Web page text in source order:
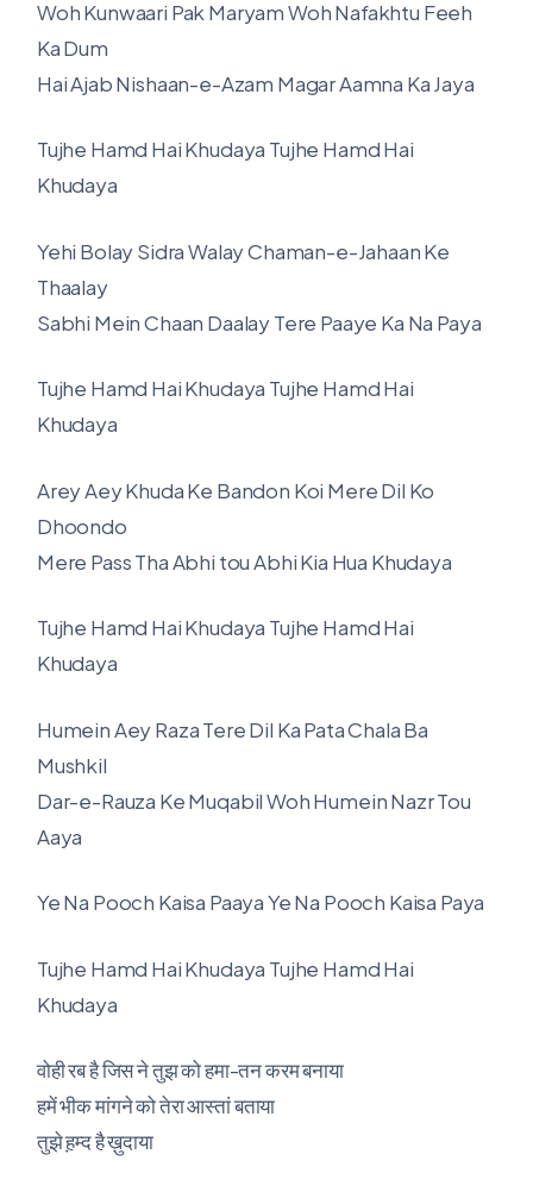
Woh Kunwaari Pak Maryam Woh Nafakhtu Feeh
Ka Dum
Hai Ajab Nishaan-e-Azam Magar Aamna Ka Jaya
Tujhe Hamd Hai Khudaya Tujhe Hamd Hai
Khudaya
Yehi Bolay Sidra Walay Chaman-e-Jahaan Ke
Thaalay
Sabhi Mein Chaan Daalay Tere Paaye Ka Na Paya
Tujhe Hamd Hai Khudaya Tujhe Hamd Hai
Khudaya
Arey Aey Khuda Ke Bandon Koi Mere Dil Ko
Dhoondo
Mere Pass Tha Abhi tou Abhi Kia Hua Khudaya
Tujhe Hamd Hai Khudaya Tujhe Hamd Hai
Khudaya
Humein Aey Raza Tere Dil Ka Pata Chala Ba
Mushkil
Dar-e-Rauza Ke Muqabil Woh Humein Nazr Tou
Aaya
Ye Na Pooch Kaisa Paaya Ye Na Pooch Kaisa Paya
Tujhe Hamd Hai Khudaya Tujhe Hamd Hai
Khudaya
वोही रब है जिस ने तुझ को हमा-तन करम बनाया
हमें भीक मांगने को तेरा आस्तां बताया
तुझे ह़म्द है ख़ुदाया